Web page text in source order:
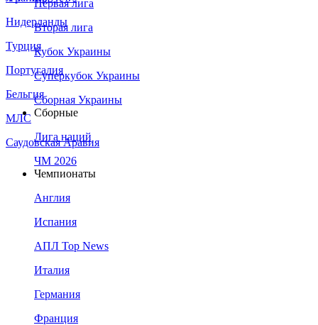
Нидерланды
Турция
Португалия
Бельгия
МЛС
Саудовская Аравия
Первая лига
Вторая лига
Кубок Украины
Суперкубок Украины
Сборная Украины
Сборные
Лига наций
ЧМ 2026
Чемпионаты
Англия
Испания
АПЛ Top News
Италия
Германия
Франция